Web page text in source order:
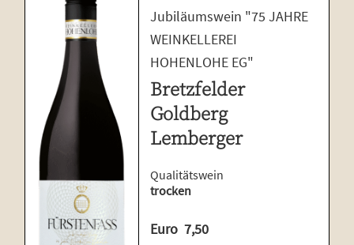
Jubiläumswein "75 JAHRE
WEINKELLEREI
HOHENLOHE EG"
Bretzfelder
Goldberg
Lemberger
Qualitätswein
trocken
Euro 7,50